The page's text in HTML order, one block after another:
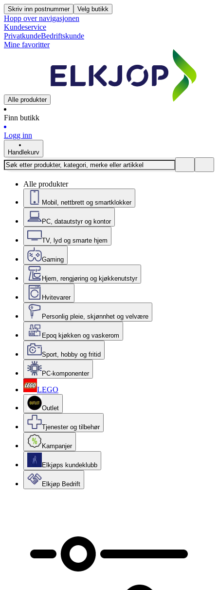
Skriv inn postnummer Velg butikk
Hopp over navigasjonen
Kundeservice
PrivatkundeBedriftskunde
Mine favoritter
Alle produkter
Finn butikk
Logg inn
Handlekurv
Alle produkter
Mobil, nettbrett og smartklokker
PC, datautstyr og kontor
TV, lyd og smarte hjem
Gaming
Hjem, rengjøring og kjøkkenutstyr
Hvitevarer
Personlig pleie, skjønnhet og velvære
Epoq kjøkken og vaskerom
Sport, hobby og fritid
PC-komponenter
LEGO
Outlet
Tjenester og tilbehør
Kampanjer
Elkjøps kundeklubb
Elkjøp Bedrift